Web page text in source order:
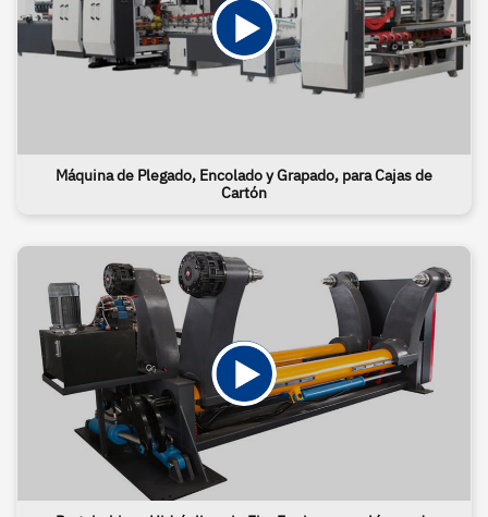
Máquina de Plegado, Encolado y Grapado, para Cajas de
Cartón